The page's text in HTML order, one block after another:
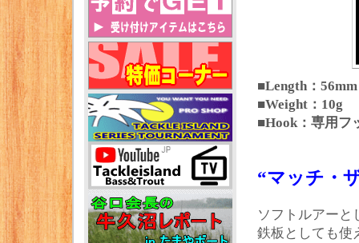
■Length：56mm
■Weight：10g
■Hook：専用フ
“マッチ・
ソフトルアーと
鉄板としても使